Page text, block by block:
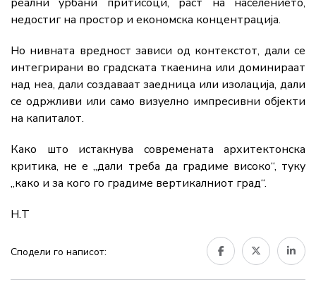
недостиг на простор и економска концентрација.
Но нивната вредност зависи од контекстот, дали се
интегрирани во градската ткаенина или доминираат
над неа, дали создаваат заедница или изолација, дали
се одржливи или само визуелно импресивни објекти
на капиталот.
Како што истакнува современата архитектонска
критика, не е „дали треба да градиме високо“, туку
„како и за кого го градиме вертикалниот град“.
Н.Т
Сподели го написот: